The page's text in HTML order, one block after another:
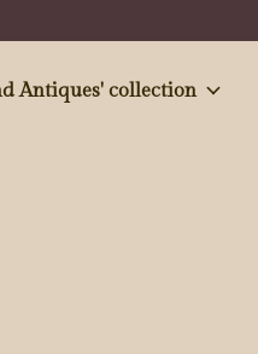
'Vintage and Antiques' collection